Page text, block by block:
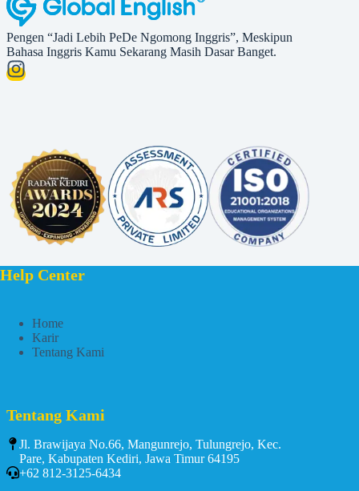
Pengen “Jadi Lebih PeDe Ngomong Inggris”, Meskipun
Bahasa Inggris Kamu Sekarang Masih Dasar Banget.
Help Center
Home
Karir
Tentang Kami
Tentang Kami
Jl. Brawijaya No.66, Mangunrejo, Tulungrejo, Kec.
Pare, Kabupaten Kediri, Jawa Timur 64195
+62 812-3125-6434